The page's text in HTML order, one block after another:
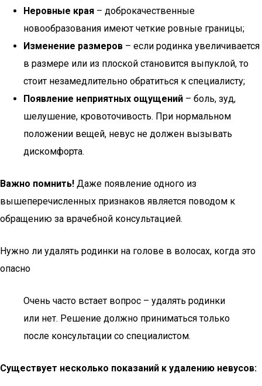
Неровные края – доброкачественные
новообразования имеют четкие ровные границы;
Изменение размеров – если родинка увеличивается
в размере или из плоской становится выпуклой, то
стоит незамедлительно обратиться к специалисту;
Появление неприятных ощущений – боль, зуд,
шелушение, кровоточивость. При нормальном
положении вещей, невус не должен вызывать
дискомфорта.
Важно помнить! Даже появление одного из
вышеперечисленных признаков является поводом к
обращению за врачебной консультацией.
Нужно ли удалять родинки на голове в волосах, когда это
опасно
Очень часто встает вопрос – удалять родинки
или нет. Решение должно приниматься только
после консультации со специалистом.
Существует несколько показаний к удалению невусов: